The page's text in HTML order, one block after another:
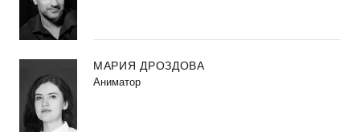
МАРИЯ ДРОЗДОВА
Аниматор